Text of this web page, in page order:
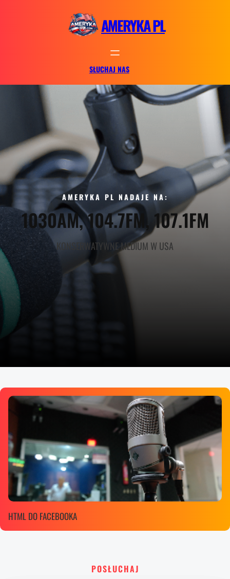
AMERYKA PL
SŁUCHAJ NAS
AMERYKA PL NADAJE NA:
1030AM, 104.7FM, 107.1FM
KONSERWATYWNE MEDIUM W USA
HTML DO FACEBOOKA
POSŁUCHAJ